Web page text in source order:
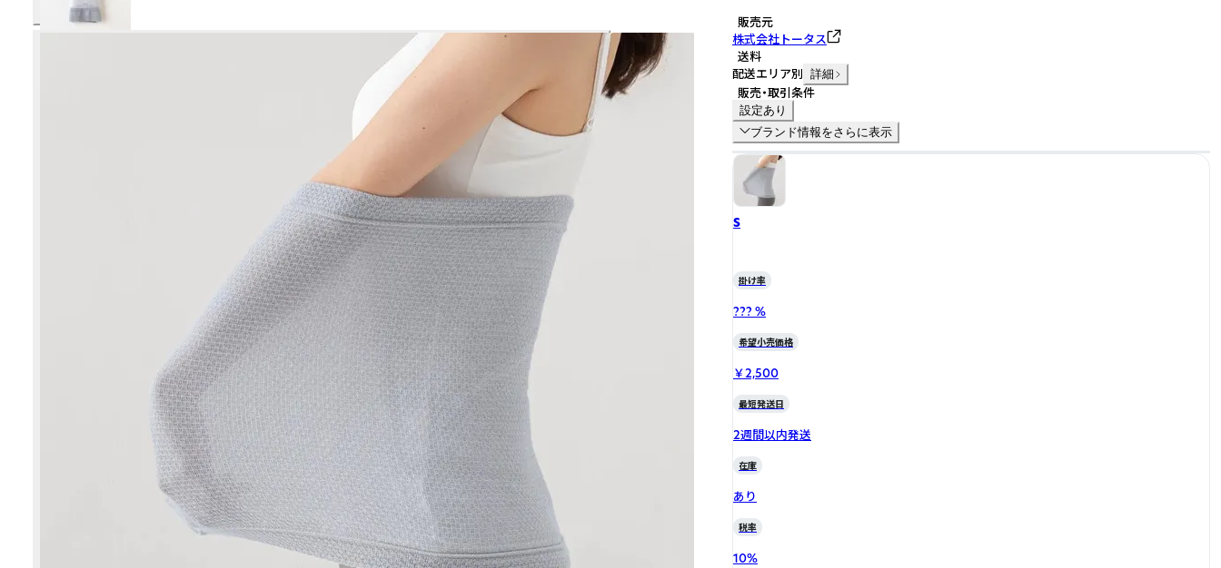
販売元
株式会社トータス
送料
配送エリア別 詳細
販売・取引条件
設定あり
ブランド情報をさらに表示
S
掛け率
??? %
希望小売価格
￥2,500
最短発送日
2週間以内発送
在庫
あり
税率
10%